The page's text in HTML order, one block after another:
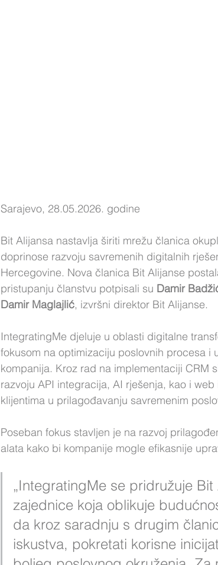
Sarajevo, 28.05.2026. godine
Bit Alijansa nastavlja širiti mrežu članica
doprinose razvoju savremenih digitalnih
Hercegovine. Nova članica Bit Alijanse
pristupanju članstvu potpisali su Damir
Damir Maglajlić, izvršni direktor Bit Alijanse.
IntegratingMe djeluje u oblasti digitalne
fokusom na optimizaciju poslovnih procesa i
kompanija. Kroz rad na implementaciji CRM
razvoju API integracija, AI rješenja, kao i
klijentima u prilagođavanju savremenim
Poseban fokus stavljen je na razvoj
alata kako bi kompanije mogle efikasnije
„IntegratingMe se pridružuje
zajednice koja oblikuje
da kroz saradnju s drugim
iskustva, pokretati korisne